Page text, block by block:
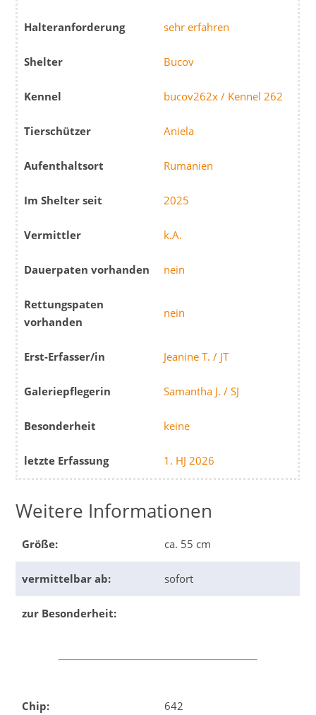
Halteranforderung sehr erfahren
Shelter Bucov
Kennel bucov262x / Kennel 262
Tierschützer Aniela
Aufenthaltsort Rumänien
Im Shelter seit 2025
Vermittler k.A.
Dauerpaten vorhanden nein
Rettungspaten
vorhanden
nein
Erst-Erfasser/in Jeanine T. / JT
Galeriepflegerin Samantha J. / SJ
Besonderheit keine
letzte Erfassung 1. HJ 2026
Weitere Informationen
Größe: ca. 55 cm
vermittelbar ab: sofort
zur Besonderheit:
Chip: 642